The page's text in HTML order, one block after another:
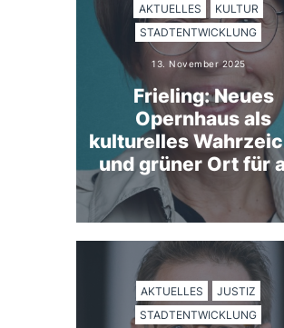
AKTUELLES
KULTUR
STADTENTWICKLUNG
13. November 2025
Frieling: Neues
Opernhaus als
kulturelles
und grüner Ort für
AKTUELLES
JUSTIZ
STADTENTWICKLUNG